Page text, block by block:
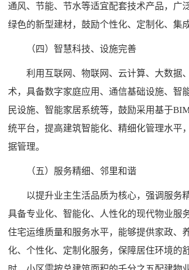
通风、节能、节水等适宜配套技术产品，广
绿色的新型建材，鼓励个性化、定制化、集
（四）智慧科技、设施完善
利用互联网、物联网、云计算、大数据
术，具备数字家庭应用、通信基础设施、智
民设施、智能家居系统等，鼓励采用基于
统平台，提高建筑智能化、精细化管理水平
据管理。
（五）服务精细、邻里和谐
以提升业主生活品质为核心，强调服务
具备专业化、智能化、人性化的现代物业服
住宅运维质量和服务水平，能够提供家政、
化、个性化、定制化服务，保障居住环境的